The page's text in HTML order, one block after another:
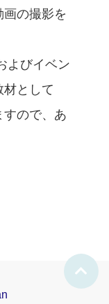
の撮影を
よびイベン
材として
すので、あ